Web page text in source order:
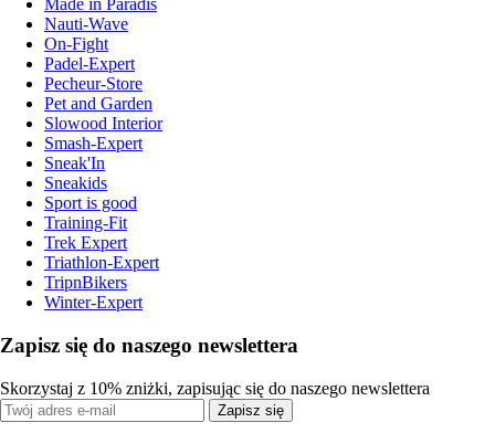
Made in Paradis
Nauti-Wave
On-Fight
Padel-Expert
Pecheur-Store
Pet and Garden
Slowood Interior
Smash-Expert
Sneak'In
Sneakids
Sport is good
Training-Fit
Trek Expert
Triathlon-Expert
TripnBikers
Winter-Expert
Zapisz się do naszego newslettera
Skorzystaj z 10% zniżki, zapisując się do naszego newslettera
Zapisz się